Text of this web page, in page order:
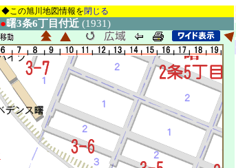
◆この旭川地図情報を閉じる
●曙3条6丁目付近(1931)